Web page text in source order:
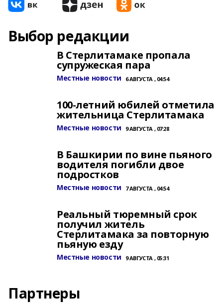
Выбор редакции
В Стерлитамаке пропала
супружеская пара
Местные новости 6 АВГУСТА , 04:54
100-летний юбилей отметила
жительница Стерлитамака
Местные новости 9 АВГУСТА , 07:28
В Башкирии по вине пьяного
водителя погибли двое
подростков
Местные новости 7 АВГУСТА , 04:54
Реальный тюремный срок
получил житель
Стерлитамака за повторную
пьяную езду
Местные новости 9 АВГУСТА , 05:31
Партнеры